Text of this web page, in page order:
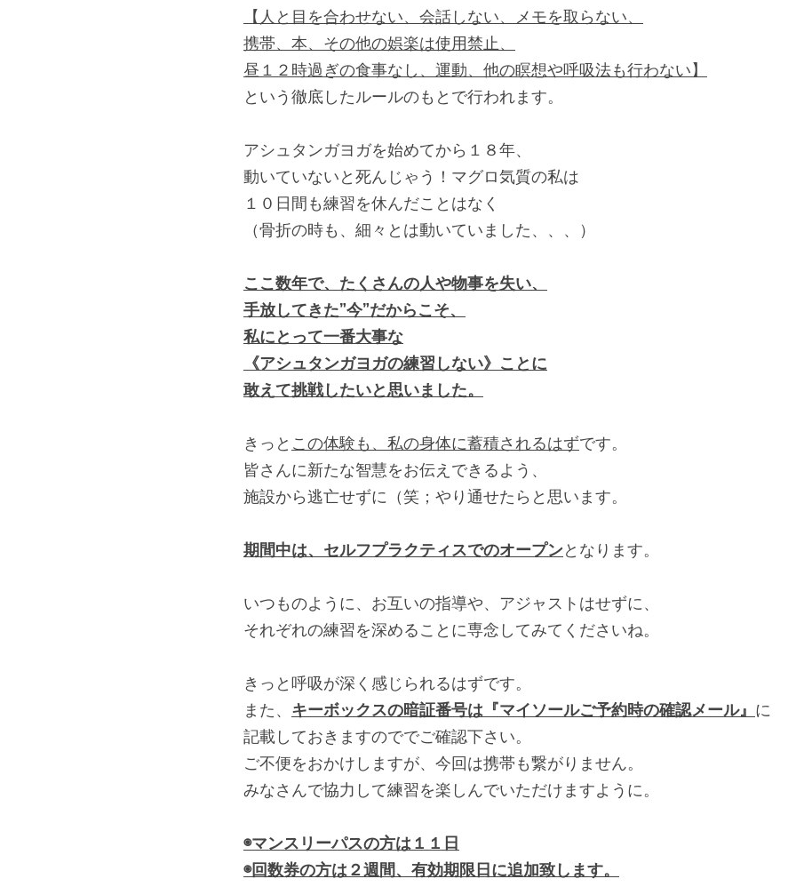
【人と目を合わせない、会話しない、メモを取らない、
携帯、本、その他の娯楽は使用禁止、
昼１２時過ぎの食事なし、運動、他の瞑想や呼吸法も行わない】
という徹底したルールのもとで行われます。
アシュタンガヨガを始めてから１８年、
動いていないと死んじゃう！マグロ気質の私は
１０日間も練習を休んだことはなく
（骨折の時も、細々とは動いていました、、、）
ここ数年で、たくさんの人や物事を失い、
手放してきた”今”だからこそ、
私にとって一番大事な
《アシュタンガヨガの練習しない》ことに
敢えて挑戦したいと思いました。
きっと この体験も、私の身体に蓄積されるはずです。
皆さんに新たな智慧をお伝えできるよう、
施設から逃亡せずに（笑；やり通せたらと思います。
期間中は、セルフプラクティスでのオープンとなります。
いつものように、お互いの指導や、アジャストはせずに、
それぞれの練習を深めることに専念してみてくださいね。
きっと呼吸が深く感じられるはずです。
また、 キーボックスの暗証番号は『マイソールご予約時の確認メール』 に
記載しておきますのででご確認下さい。
ご不便をおかけしますが、今回は携帯も繋がりません。
みなさんで協力して練習を楽しんでいただけますように。
◉マンスリーパスの方は１１日
◉回数券の方は２週間、有効期限日に追加致します。